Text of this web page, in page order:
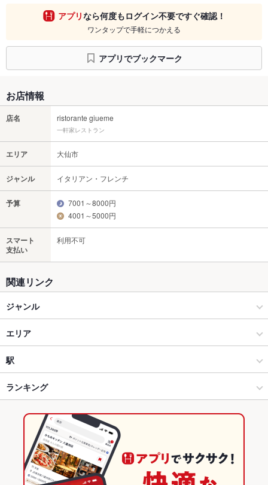
アプリなら何度もログイン不要ですぐ確認！
ワンタップで手軽につかえる
アプリでブックマーク
お店情報
店名 ristorante giueme
一軒家レストラン
エリア 大仙市
ジャンル イタリアン・フレンチ
予算
7001～8000円
4001～5000円
スマート
支払い
利用不可
関連リンク
ジャンル
イタリアン・フレンチ
イタリアン
横手・秋田県南部 × イタリアン・フレンチ
横手・秋田県南部 × イタリアン
大曲駅 × イタリアン・フレンチ
大曲駅 × イタリアン
エリア
大仙市
大仙市 × イタリアン・フレンチ
大仙市 × イタリアン
秋田 × イタリアン・フレンチ
駅
大曲駅
ランキング
秋田のグルメランキング
秋田のイタリアン・フレンチランキング
秋田のイタリアンランキング